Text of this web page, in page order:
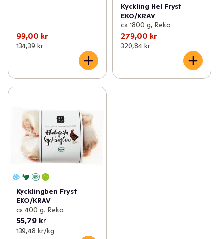
✓ Olof Viktors
✓ Melins (18)
99,00 kr
134,39 kr
Kyckling Hel Fryst
EKO/KRAV
ca 1800 g, Reko
279,00 kr
320,84 kr
Kycklingben Fryst
EKO/KRAV
ca 400 g, Reko
55,79 kr
139,48 kr /kg